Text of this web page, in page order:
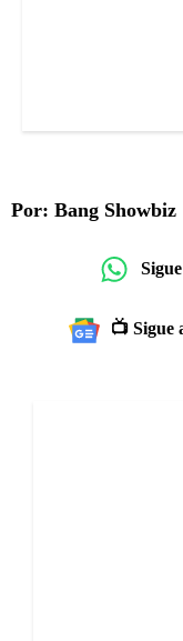
Por: Bang Showbiz
📺 Sigue